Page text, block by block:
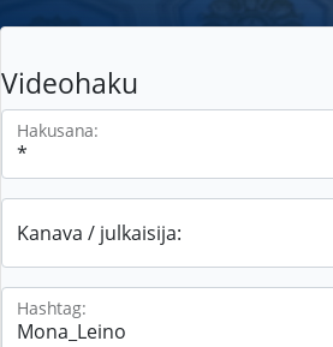
Videohaku
Hakusana:
Kanava / julkaisija:
Hashtag: